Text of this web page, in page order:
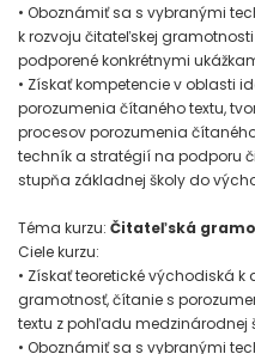
• Oboznámiť sa s vybranými
k rozvoju čitateľskej
podporené konkrétnymi
• Získať kompetencie v oblasti
porozumenia čítaného textu,
procesov porozumenia
techník a stratégií na podporu
stupňa základnej školy do
Téma kurzu: Čitateľská
Ciele kurzu:
• Získať teoretické východiská
gramotnosť, čítanie s
textu z pohľadu medzinárodnej
• Oboznámiť sa s vybranými